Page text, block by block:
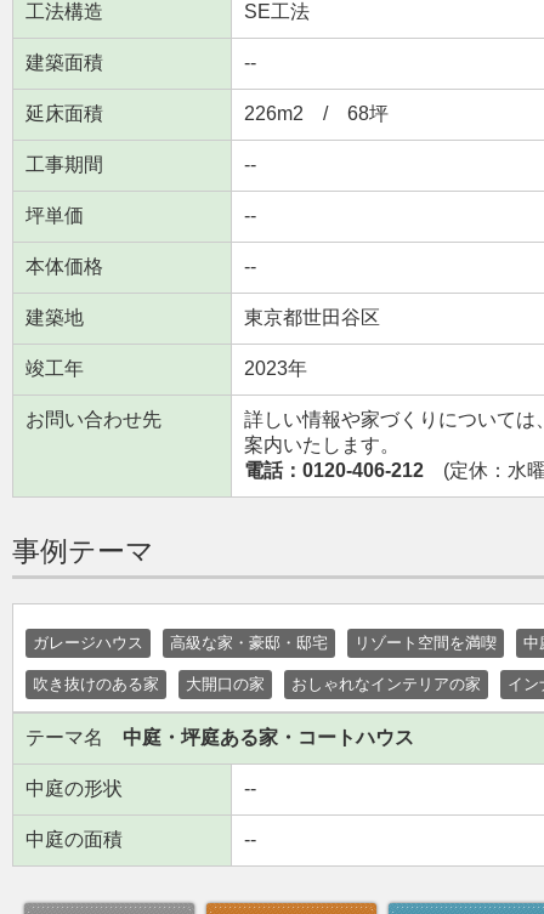
工法構造 SE工法
建築面積 --
延床面積 226m2 / 68坪
工事期間 --
坪単価 --
本体価格 --
建築地 東京都世田谷区
竣工年 2023年
お問い合わせ先
詳しい情報や家づくりについて
案内いたします。
電話：0120-406-212 (定休：水
事例テーマ
ガレージハウス 高級な家・豪邸・邸宅 リゾート空間を満喫 中
吹き抜けのある家 大開口の家 おしゃれなインテリアの家 イン
テーマ名 中庭・坪庭ある家・コートハウス
中庭の形状 --
中庭の面積 --